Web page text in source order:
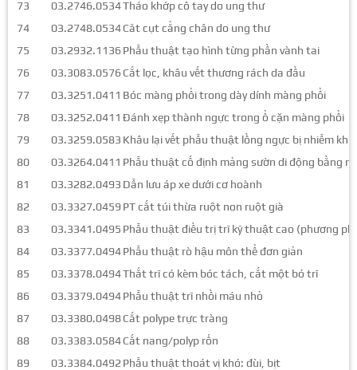
73 03.2746.0534Tháo khớp cổ tay do ung thư
74
03.2748.0534Căt cụt cẳng chân do ung thư
75
03.2932.1136 Phẫu thuật tạo hình từng phần vành tai
76
03.3083.0576 Cắt lọc, khâu vết thương rách da đầu
77
03.3251.0411 Bóc màng phổi trong dày dính màng phổi
78
03.3252.0411 Đánh xẹp thành ngực trong ổ cặn màng phổi
79
03.3259.0583 Khâu lại vết phẫu thuật lồng ngực bị nhiễm
80
03.3264.0411 Phẫu thuật cố định mảng sườn di động bằng
81
03.3282.0493 Dẫn lưu áp xe dưới cơ hoành
82
03.3327.0459 PT cắt túi thừa ruột non ruột già
83
03.3341.0495 Phẫu thuật điều trị trĩ kỹ thuật cao (phương
84
03.3377.0494Phẫu thuật rò hậu môn thể đơn giản
85
03.3378.0494Thắt trĩ có kèm bóc tách, cắt một bó trĩ
86
03.3379.0494Phẫu thuật trĩ nhồi máu nhỏ
87
03.3380.0498Cắt polype trực tràng
88
03.3383.0584Cắt nang/polyp rốn
89
03.3384.0492 Phẫu thuật thoát vị khó: đùi, bịt